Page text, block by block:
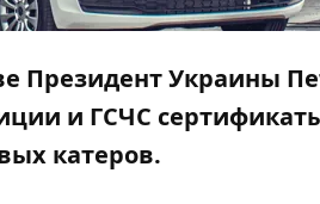
Президент Украины
и ГСЧС
катеров.